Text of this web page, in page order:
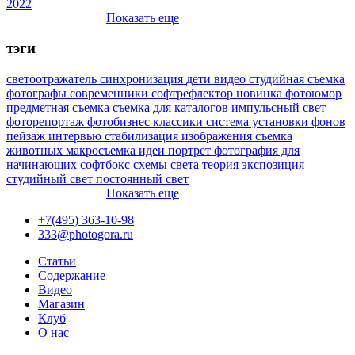
2022
Показать еще
тэги
светоотражатель синхронизация дети видео студийная съемка
фотографы современники софтрефлектор новинка фотоюмор
предметная съемка съемка для каталогов импульсный свет
фоторепортаж фотобизнес классики система установки фонов
пейзаж интервью стабилизация изображения съемка
животных макросъемка идеи портрет фотография для
начинающих софтбокс схемы света теория экспозиция
студийный свет постоянный свет
Показать еще
+7(495) 363-10-98
333@photogora.ru
Статьи
Содержание
Видео
Магазин
Клуб
О нас